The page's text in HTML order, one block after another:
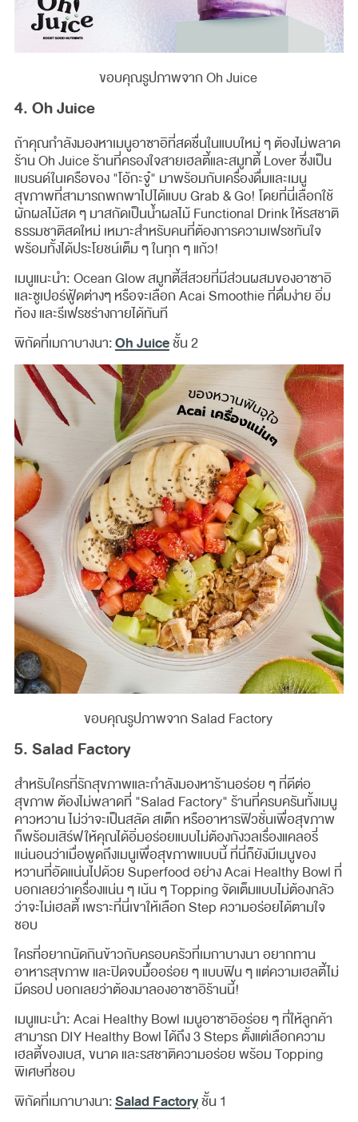
ขอบคุณรูปภาพจาก Oh Juice
4. Oh Juice
ถ้าคุณกำลังมองหาเมนูอาซาอิที่สดชื่นในแบบใหม่ ๆ ต้องไม่พลาด
ร้าน Oh Juice ร้านที่ครองใจสายเฮลตี้และสมูทตี้ Lover ซึ่งเป็น
แบรนด์ในเครือของ "โอ้กะจู๋" มาพร้อมกับเครื่องดื่มและเมนู
สุขภาพที่สามารถพกพาไปได้แบบ Grab & Go! โดยที่นี่เลือกใช้
ผักผลไม้สด ๆ มาสกัดเป็นน้ำผลไม้ Functional Drink ให้รสชาติ
ธรรมชาติสดใหม่ เหมาะสำหรับคนที่ต้องการความเฟรชทันใจ
พร้อมทั้งได้ประโยชน์เต็ม ๆ ในทุก ๆ แก้ว!
เมนูแนะนำ: Ocean Glow สมูทตี้สีสวยที่มีส่วนผสมของอาซาอิ
และซูเปอร์ฟู้ดต่างๆ หรือจะเลือก Acai Smoothie ที่ดื่มง่าย อิ่ม
ท้อง และรีเฟรชร่างกายได้ทันที
พิกัดที่เมกาบางนา:Oh Juiceชั้น 2
ขอบคุณรูปภาพจาก Salad Factory
5. Salad Factory
สำหรับใครที่รักสุขภาพและกำลังมองหาร้านอร่อย ๆ ที่ดีต่อ
สุขภาพ ต้องไม่พลาดที่ "Salad Factory" ร้านที่ครบครันทั้งเมนู
คาวหวาน ไม่ว่าจะเป็นสลัด สเต็ก หรืออาหารฟิวชั่นเพื่อสุขภาพ
ก็พร้อมเสิร์ฟให้คุณได้อิ่มอร่อยแบบไม่ต้องกังวลเรื่องแคลอรี่
แน่นอนว่าเมื่อพูดถึงเมนูเพื่อสุขภาพแบบนี้ ที่นี่ก็ยังมีเมนูของ
หวานที่อัดแน่นไปด้วย Superfood อย่าง Acai Healthy Bowl ที่
บอกเลยว่าเครื่องแน่น ๆ เน้น ๆ Topping จัดเต็มแบบไม่ต้องกลัว
ว่าจะไม่เฮลตี้ เพราะที่นี่เขาให้เลือก Step ความอร่อยได้ตามใจ
ชอบ
ใครที่อยากนัดกินข้าวกับครอบครัวที่เมกาบางนา อยากทาน
อาหารสุขภาพ และปิดจบมื้ออร่อย ๆ แบบฟิน ๆ แต่ความเฮลตี้ไม่
มีดรอป บอกเลยว่าต้องมาลองอาซาอิร้านนี้!
เมนูแนะนำ: Acai Healthy Bowl เมนูอาซาอิอร่อย ๆ ที่ให้ลูกค้า
สามารถ DIY Healthy Bowl ได้ถึง 3 Steps ตั้งแต่เลือกความ
เฮลตี้ของเบส, ขนาด และรสชาติความอร่อย พร้อม Topping
พิเศษที่ชอบ
พิกัดที่เมกาบางนา:Salad Factoryชั้น 1